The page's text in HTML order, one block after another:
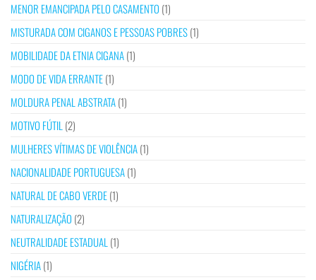
MENOR EMANCIPADA PELO CASAMENTO (1)
MISTURADA COM CIGANOS E PESSOAS POBRES(1)
MOBILIDADE DA ETNIA CIGANA(1)
MODO DE VIDA ERRANTE(1)
MOLDURA PENAL ABSTRATA(1)
MOTIVO FÚTIL (2)
MULHERES VÍTIMAS DE VIOLÊNCIA(1)
NACIONALIDADE PORTUGUESA(1)
NATURAL DE CABO VERDE(1)
NATURALIZAÇÃO (2)
NEUTRALIDADE ESTADUAL (1)
NIGÉRIA(1)